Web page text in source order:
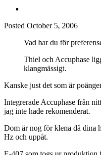
Posted October 5, 2006
Vad har du för
Thiel och Accuphase
klangmässigt.
Kanske just det som är
Integrerade Accuphase från
jag inte hade rekomenderat.
Dom är nog för klena då dina
Hz och uppåt.